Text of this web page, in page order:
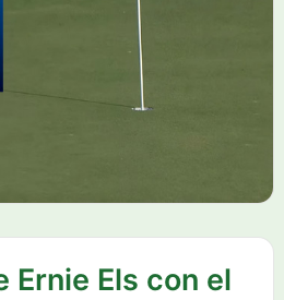
Ernie Els con el